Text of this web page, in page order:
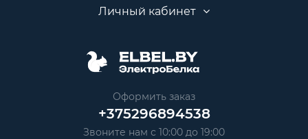
Личный кабинет
Оформить заказ
+375296894538
Звоните нам с 10:00 до 19:00